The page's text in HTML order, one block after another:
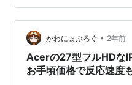
高解像度とリフレッシュ
れたカラーパフォーマン
えらべるPayとは？ …
かわにょぶろぐ • 2年前
Acerの27型フルHDな
お手頃価格で反応速度